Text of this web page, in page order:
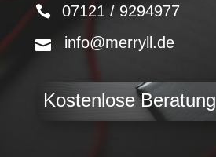
07121 / 9294977
info@merryll.de
Kostenlose Beratung